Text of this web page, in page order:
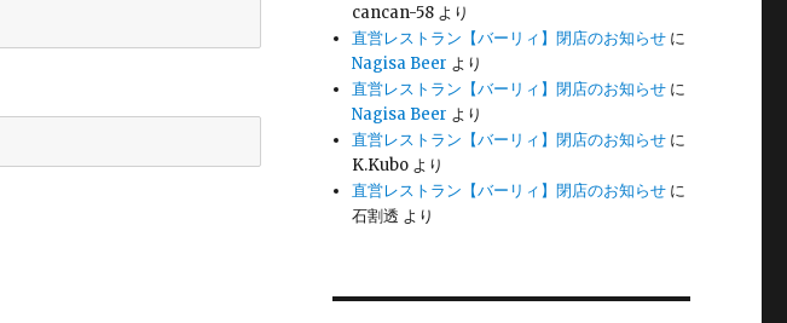
cancan-58 より
直営レストラン【バーリィ】閉店のお知らせ に
Nagisa Beer より
直営レストラン【バーリィ】閉店のお知らせ に
Nagisa Beer より
直営レストラン【バーリィ】閉店のお知らせ に
K.Kubo より
直営レストラン【バーリィ】閉店のお知らせ に
石割透 より